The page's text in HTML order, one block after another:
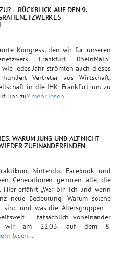
– RÜCKBLICK AUF DEN 9.
Kongress, den wir für unseren
Frankfurt RheinMain“
jedes Jahr strömten auch dieses
Vertreter aus Wirtschaft,
in die IHK Frankfurt um zu
uns zu? mehr lesen...
WARUM JUNG UND ALT NICHT
ZUEINANDERFINDEN
Nintendo, Facebook und
Generationen gehören alle, die
Hier erfährt „Wer bin ich und wenn
neue Bedeutung! Warum solche
sind und was die Altersgruppen –
– tatsächlich voneinander
wir am 22.03. auf dem 8.
lesen...